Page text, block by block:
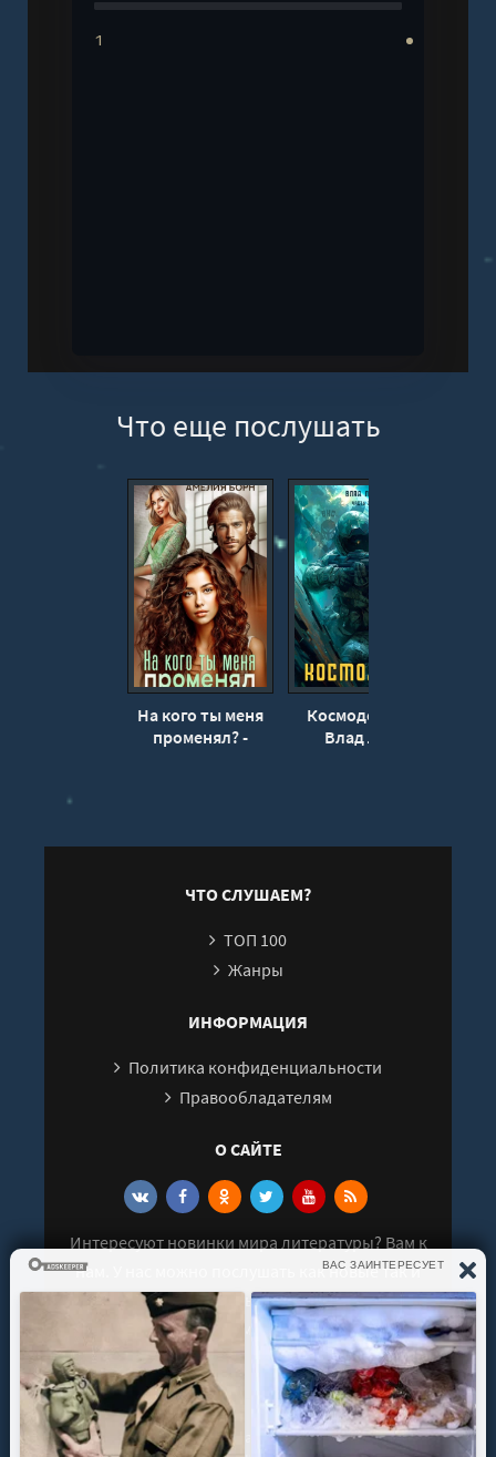
1
Что еще послушать
На кого ты меня
променял? -
Космодесы 2 -
Влад Лей
ЧТО СЛУШАЕМ?
ТОП 100
Жанры
ИНФОРМАЦИЯ
Политика конфиденциальности
Правообладателям
О САЙТЕ
Интересуют новинки мира литературы? Вам к
нам. У нас можно послушать как новые так и
старые аудиокниги. Выбрать и поделиться с
друзьями лучшими аудиокнигами!
© 2021 - 2026 kniga-audio.net. Все права